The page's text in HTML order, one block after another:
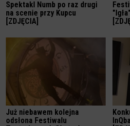
Spektakl Numb po raz drugi
na scenie przy Kupcu
[ZDJĘCIA]
Już niebawem kolejna
odsłona Festiwalu